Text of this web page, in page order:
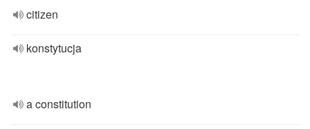
citizen
konstytucja
a constitution